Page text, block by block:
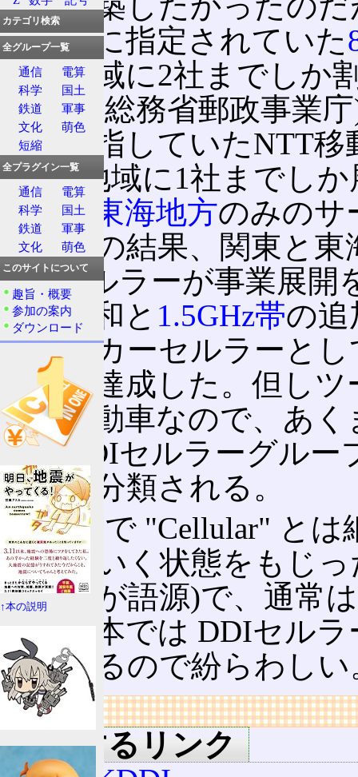
周波数に指定されていた
は一地域に2社までしか
(現在の総務省郵政事業
開を目指していたNTT
くと1地域に1社までし
地方 、 東海地方のみのサ
と協議の結果、関東と
DDIセルラーが事業展開
規制緩和と 1.5GHz帯の追
にツーカーセルラーと
進出を達成した。但し
日産自動車なので、あ
プはDDIセルラーグルー
ープに分類される。
ところで "Cellular" と
がっていく状態をもじ
もこれが語源)で、通常
が、日本では DDIセル
合もあるので紛らわしい
リンク
関連するリンク
カテゴリ検索
全グループ一覧
通信
電算
科学
国土
鉄道
軍事
文化
萌色
短縮
全プラグイン一覧
通信
電算
科学
国土
鉄道
軍事
文化
萌色
このサイトについて
趣旨・概要
参加の案内
ダウンロード
↑本の説明